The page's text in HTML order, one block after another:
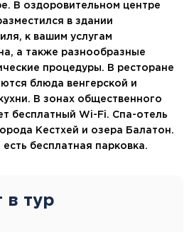
В оздоровительном центре
в здании
к вашим услугам
а также разнообразные
процедуры. В ресторане
блюда венгерской и
В зонах общественного
бесплатный Wi-Fi. Спа-отель
Кестхей и озера Балатон.
бесплатная парковка.
в тур